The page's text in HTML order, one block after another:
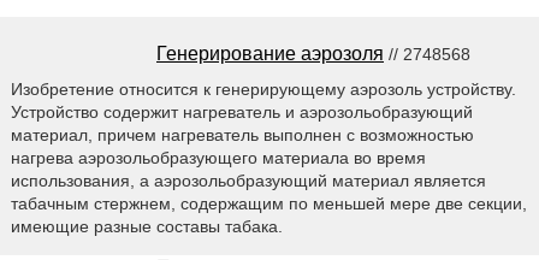
Генерирование аэрозоля // 2748568
Изобретение относится к генерирующему аэрозоль устройству.
Устройство содержит нагреватель и аэрозольобразующий
материал, причем нагреватель выполнен с возможностью
нагрева аэрозольобразующего материала во время
использования, а аэрозольобразующий материал является
табачным стержнем, содержащим по меньшей мере две секции,
имеющие разные составы табака.